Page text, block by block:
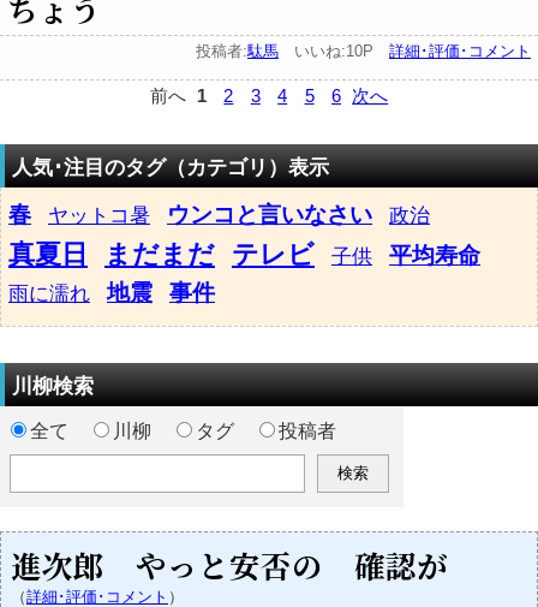
投稿者:駄馬 いいね:10P 詳細･評価･コメント
前へ 1 2 3 4 5 6 次へ
人気･注目のタグ（カテゴリ）表示
春 ヤットコ暑 ウンコと言いなさい 政治
真夏日 まだまだ テレビ 子供 平均寿命
雨に濡れ 地震 事件
川柳検索
全て 川柳 タグ 投稿者
進次郎 やっと安否の 確認が
（詳細･評価･コメント ）